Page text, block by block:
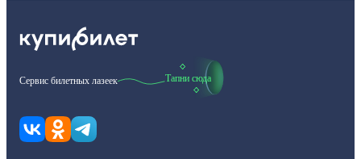
Сервис билетных лазеек Тапни сюда